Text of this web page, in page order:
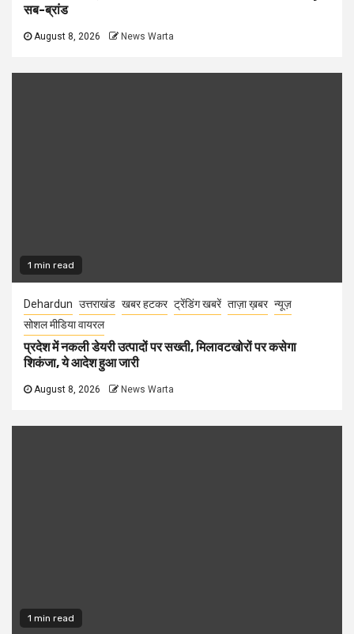
सब-ब्रांड
August 8, 2026 News Warta
1 min read
Dehardun उत्तराखंड खबर हटकर ट्रेंडिंग खबरें ताज़ा ख़बर न्यूज़
सोशल मीडिया वायरल
प्रदेश में नकली डेयरी उत्पादों पर सख्ती, मिलावटखोरों पर कसेगा
शिकंजा, ये आदेश हुआ जारी
August 8, 2026 News Warta
1 min read